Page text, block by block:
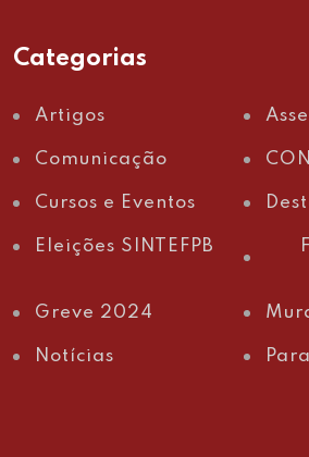
Categorias
Artigos
Comunicação
Cursos e Eventos
Eleições SINTEFPB
Greve 2024
Notícias